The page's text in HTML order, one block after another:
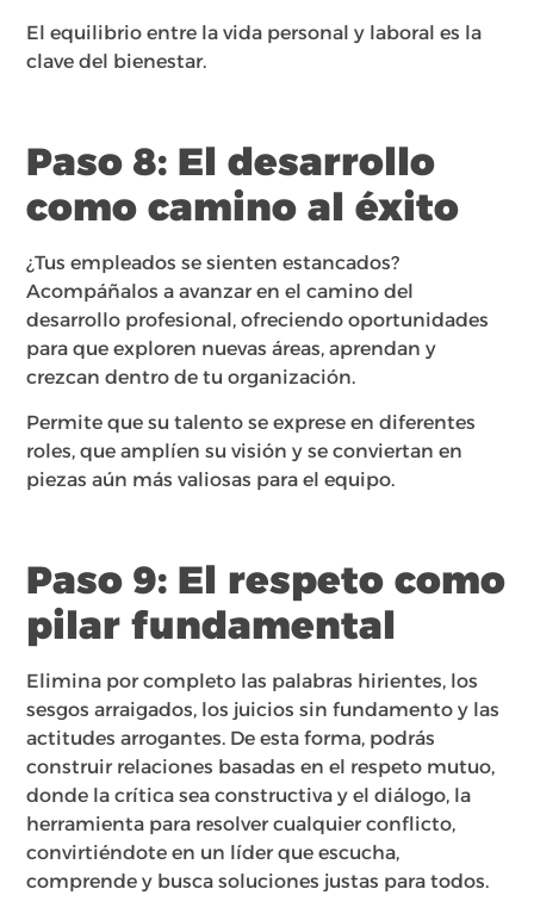
El equilibrio entre la vida personal y laboral es la
clave del bienestar.
Paso 8: El desarrollo
como camino al éxito
¿Tus empleados se sienten estancados?
Acompáñalos a avanzar en el camino del
desarrollo profesional, ofreciendo oportunidades
para que exploren nuevas áreas, aprendan y
crezcan dentro de tu organización.
Permite que su talento se exprese en diferentes
roles, que amplíen su visión y se conviertan en
piezas aún más valiosas para el equipo.
Paso 9: El respeto como
pilar fundamental
Elimina por completo las palabras hirientes, los
sesgos arraigados, los juicios sin fundamento y las
actitudes arrogantes. De esta forma, podrás
construir relaciones basadas en el respeto mutuo,
donde la crítica sea constructiva y el diálogo, la
herramienta para resolver cualquier conflicto,
convirtiéndote en un líder que escucha,
comprende y busca soluciones justas para todos.